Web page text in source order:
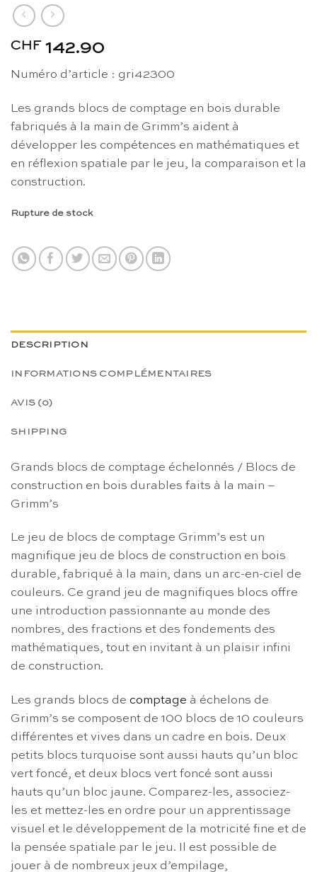
CHF 142.90
Numéro d’article : gri42300
Les grands blocs de comptage en bois durable
fabriqués à la main de Grimm’s aident à
développer les compétences en mathématiques et
en réflexion spatiale par le jeu, la comparaison et la
construction.
Rupture de stock
DESCRIPTION
INFORMATIONS COMPLÉMENTAIRES
AVIS (0)
SHIPPING
Grands blocs de comptage échelonnés / Blocs de
construction en bois durables faits à la main –
Grimm’s
Le jeu de blocs de comptage Grimm’s est un
magnifique jeu de blocs de construction en bois
durable, fabriqué à la main, dans un arc-en-ciel de
couleurs. Ce grand jeu de magnifiques blocs offre
une introduction passionnante au monde des
nombres, des fractions et des fondements des
mathématiques, tout en invitant à un plaisir infini
de construction.
Les grands blocs de comptage à échelons de
Grimm’s se composent de 100 blocs de 10 couleurs
différentes et vives dans un cadre en bois. Deux
petits blocs turquoise sont aussi hauts qu’un bloc
vert foncé, et deux blocs vert foncé sont aussi
hauts qu’un bloc jaune. Comparez-les, associez-
les et mettez-les en ordre pour un apprentissage
visuel et le développement de la motricité fine et de
la pensée spatiale par le jeu. Il est possible de
jouer à de nombreux jeux d’empilage,